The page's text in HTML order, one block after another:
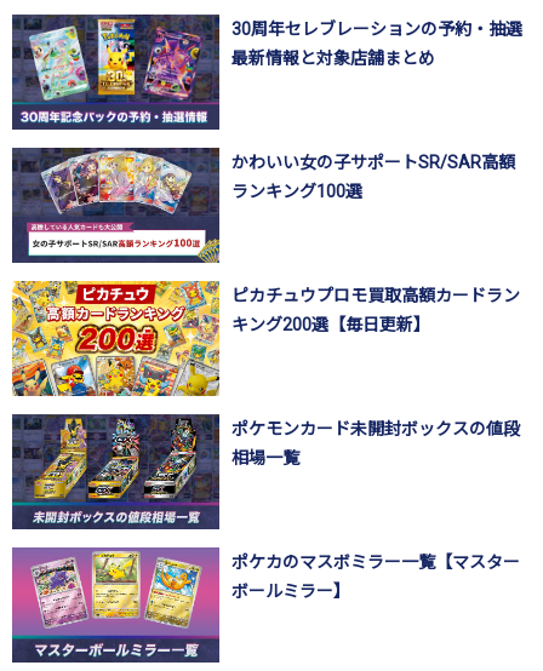
30周年セレブレーションの予約・抽選
最新情報と対象店舗まとめ
かわいい女の子サポートSR/SAR高額
ランキング100選
ピカチュウプロモ買取高額カードラン
キング200選【毎日更新】
ポケモンカード未開封ボックスの値段
相場一覧
ポケカのマスボミラー一覧【マスター
ボールミラー】